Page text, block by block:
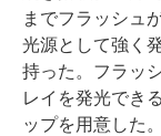
までフラッシュ
光源として強く
持った。フラッ
レイを発光でき
ップを用意した